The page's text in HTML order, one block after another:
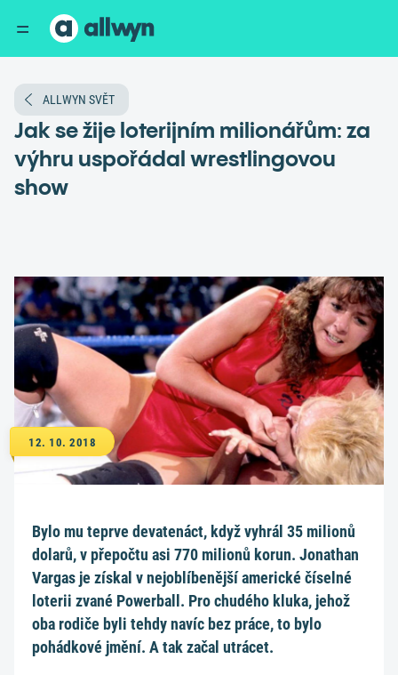
ALLWYN SVĚT
Jak se žije loterijním milionářům: za
výhru uspořádal wrestlingovou
show
12. 10. 2018
Bylo mu teprve devatenáct, když vyhrál 35 milionů
dolarů, v přepočtu asi 770 milionů korun. Jonathan
Vargas je získal v nejoblíbenější americké číselné
loterii zvané Powerball. Pro chudého kluka, jehož
oba rodiče byli tehdy navíc bez práce, to bylo
pohádkové jmění. A tak začal utrácet.